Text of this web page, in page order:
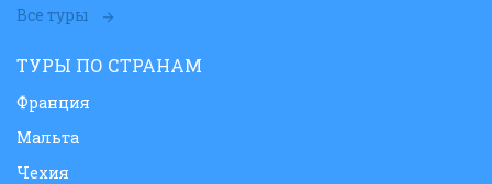
Все туры
ТУРЫ ПО СТРАНАМ
Франция
Мальта
Чехия